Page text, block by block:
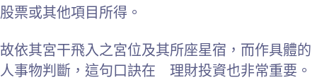
股票或其他項目所得。
故依其宮干飛入之宮位及其所座星宿，而作具體的
人事物判斷，這句口訣在 理財投資也非常重要。